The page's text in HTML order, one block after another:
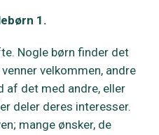
1.
Nogle børn finder det
velkommen, andre
af det med andre, eller
deler deres interesser.
mange ønsker, de